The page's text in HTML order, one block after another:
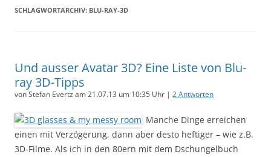
SCHLAGWORTARCHIV: BLU-RAY-3D
Und ausser Avatar 3D? Eine Liste von Blu-
ray 3D-Tipps
von Stefan Evertz am 21.07.13 um 10:35 Uhr | 2 Antworten
Manche Dinge erreichen
einen mit Verzögerung, dann aber desto heftiger – wie z.B.
3D-Filme. Als ich in den 80ern mit dem Dschungelbuch